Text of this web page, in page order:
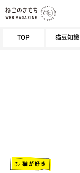
TOP 猫豆知識
猫が好き